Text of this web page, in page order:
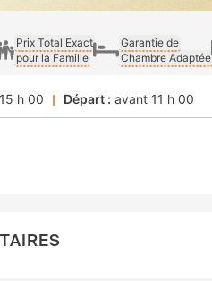
Prix Total Exact
pour la Famille
Garantie de
Chambre Adaptée
h 00 Départ : avant 11 h 00